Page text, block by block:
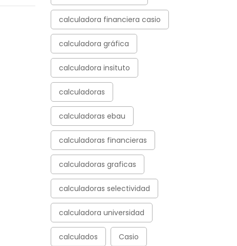
calculadora financiera casio
calculadora gráfica
calculadora insituto
calculadoras
calculadoras ebau
calculadoras financieras
calculadoras graficas
calculadoras selectividad
calculadora universidad
calculados Casio